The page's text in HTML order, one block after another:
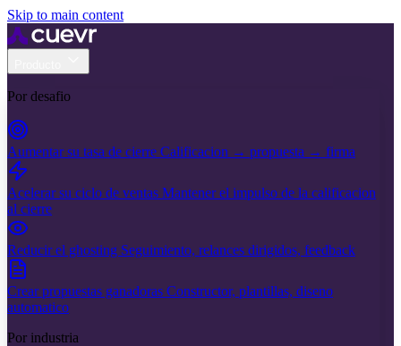
Skip to main content
Por desafio
Aumentar su tasa de cierre Calificacion → propuesta → firma
Acelerar su ciclo de ventas Mantener el impulso de la calificacion
al cierre
Reducir el ghosting Seguimiento, relances dirigidos, feedback
Crear propuestas ganadoras Constructor, plantillas, diseno
automatico
Por industria